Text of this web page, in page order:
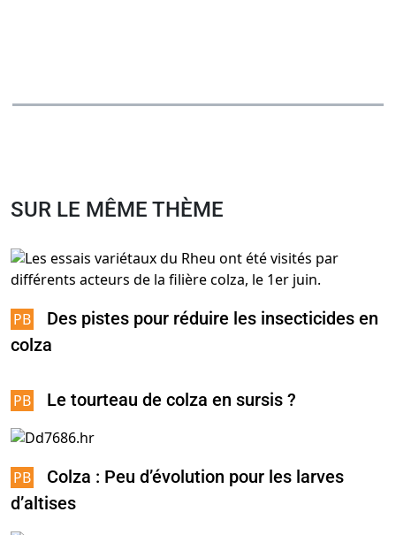
SUR LE MÊME THÈME
Des pistes pour réduire les insecticides en
colza
Le tourteau de colza en sursis ?
Colza : Peu d’évolution pour les larves
d’altises